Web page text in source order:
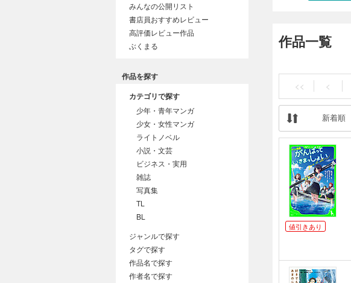
作品一覧
<< <
新着順
値引きあり
みんなの公開リスト
書店員おすすめレビュー
高評価レビュー作品
ぶくまる
作品を探す
カテゴリで探す
少年・青年マンガ
少女・女性マンガ
ライトノベル
小説・文芸
ビジネス・実用
雑誌
写真集
TL
BL
ジャンルで探す
タグで探す
作品名で探す
作者名で探す